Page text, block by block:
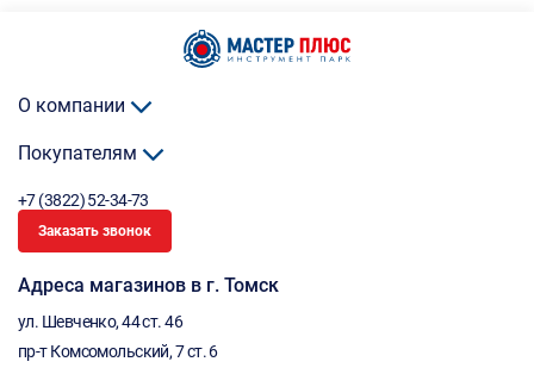
О компании
Покупателям
+7 (3822) 52-34-73
Заказать звонок
Адреса магазинов в г. Томск
ул. Шевченко, 44 ст. 46
пр-т Комсомольский, 7 ст. 6